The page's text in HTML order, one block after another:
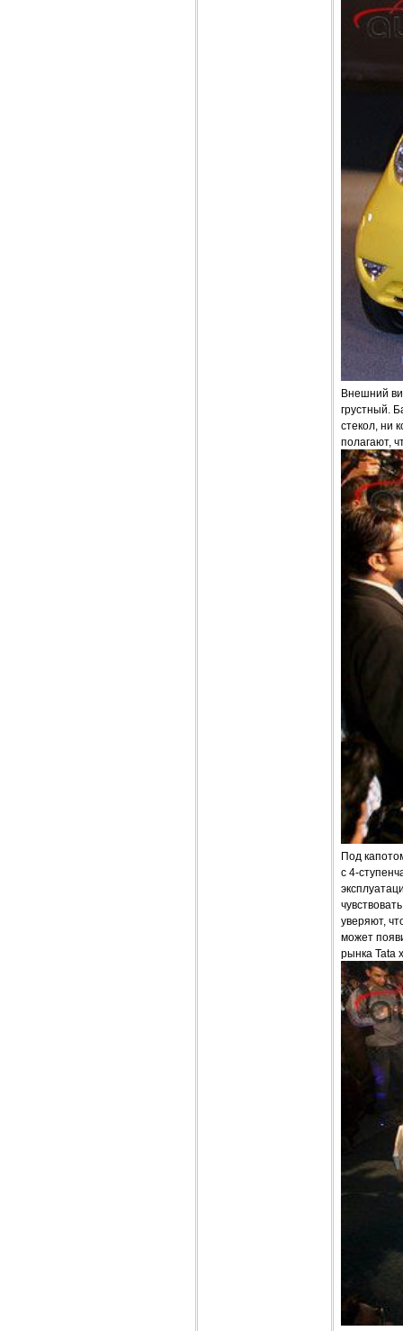
Внешний
грустный.
стекол, ни
полагают,
Под
с 4-
уверяют,
может
рынка Tata